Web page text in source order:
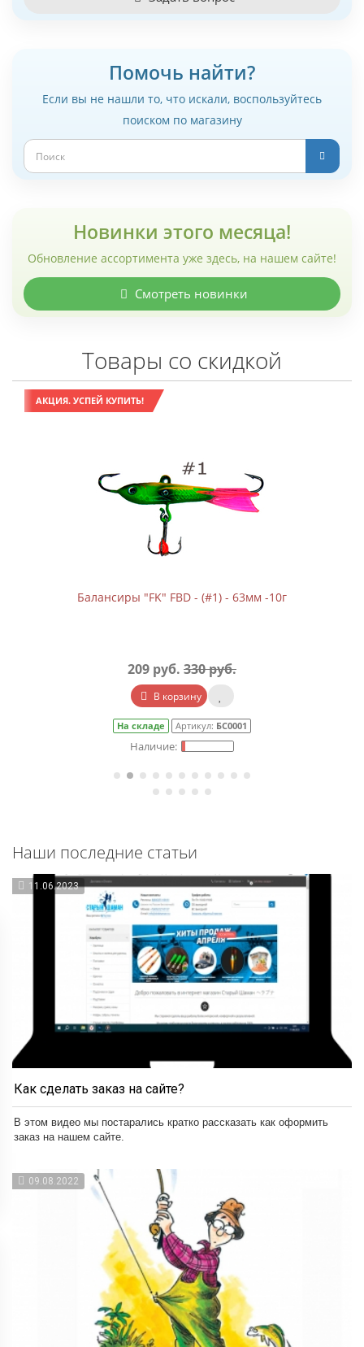
Помочь найти?
Если вы не нашли то, что искали, воспользуйтесь
поиском по магазину
Новинки этого месяца!
Обновление ассортимента уже здесь, на нашем сайте!
Смотреть новинки
Товары со скидкой
АКЦИЯ. УСПЕЙ КУПИТЬ!
Балансиры "FK" FBD - (#1) - 63мм -10г
209 руб. 330 руб.
В корзину
На складе Артикул: БС0001
Наши последние статьи
11.06.2023
Как сделать заказ на сайте?
В этом видео мы постарались кратко рассказать как оформить
заказ на нашем сайте.
09.08.2022